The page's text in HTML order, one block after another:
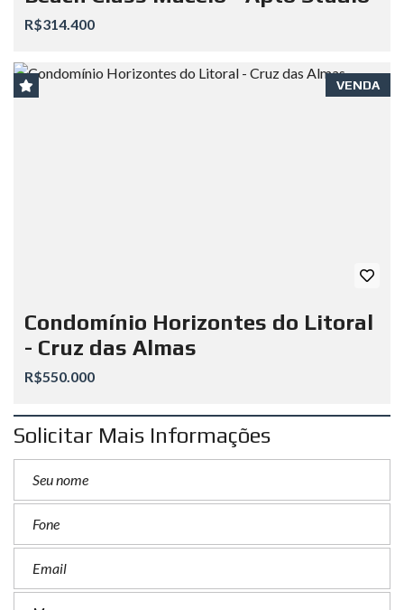
R$314.400
VENDA
Condomínio Horizontes do Litoral
- Cruz das Almas
R$550.000
Solicitar Mais Informações